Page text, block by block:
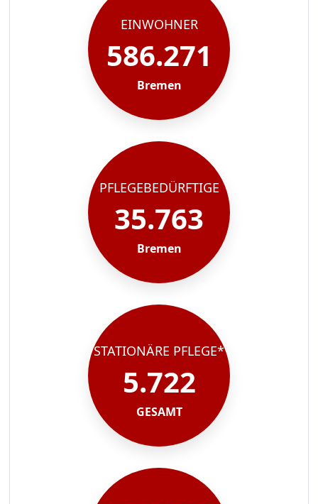
EINWOHNER
586.271
Bremen
PFLEGEBEDÜRFTIGE
35.763
Bremen
STATIONÄRE PFLEGE*
5.722
GESAMT